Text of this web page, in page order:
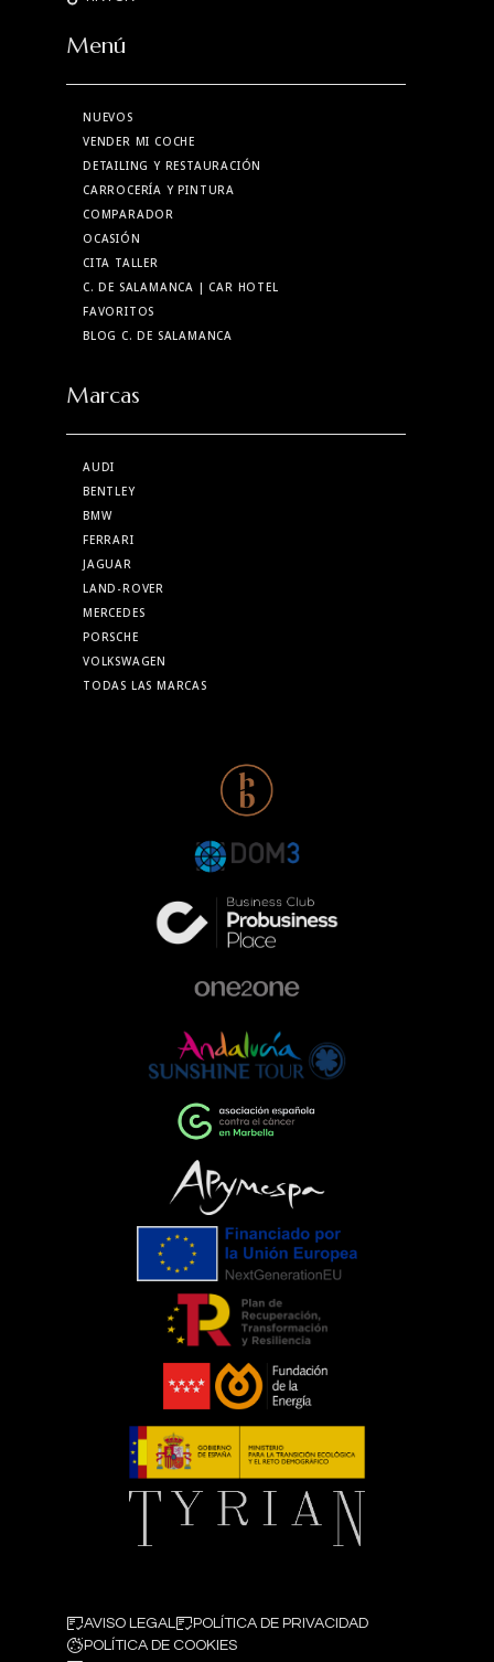
Menú
NUEVOS
VENDER MI COCHE
DETAILING Y RESTAURACIÓN
CARROCERÍA Y PINTURA
COMPARADOR
OCASIÓN
CITA TALLER
C. DE SALAMANCA | CAR HOTEL
FAVORITOS
BLOG C. DE SALAMANCA
Marcas
AUDI
BENTLEY
BMW
FERRARI
JAGUAR
LAND-ROVER
MERCEDES
PORSCHE
VOLKSWAGEN
TODAS LAS MARCAS
AVISO LEGAL
POLÍTICA DE PRIVACIDAD
POLÍTICA DE COOKIES